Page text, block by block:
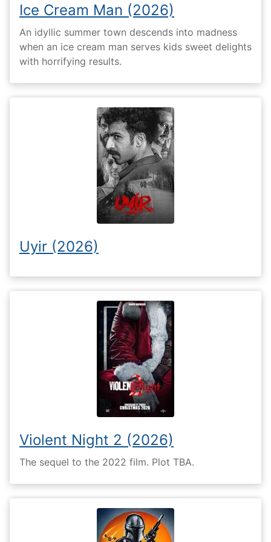
Ice Cream Man (2026)
An idyllic summer town descends into madness
when an ice cream man serves kids sweet delights
with horrifying results.
Uyir (2026)
Violent Night 2 (2026)
The sequel to the 2022 film. Plot TBA.